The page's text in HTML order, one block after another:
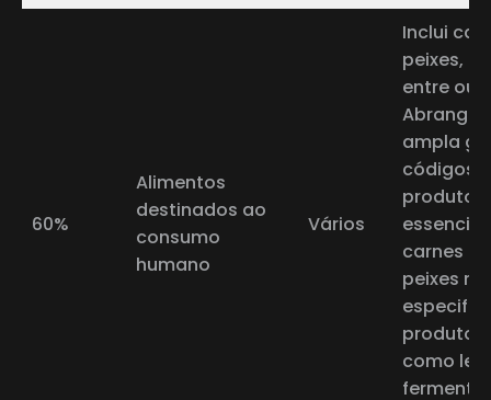
60%
Alimentos
destinados ao
consumo
humano
Vários
Inclui
peixes,
entre
Abrange
ampla
códigos
produtos
carnes
peixes
como